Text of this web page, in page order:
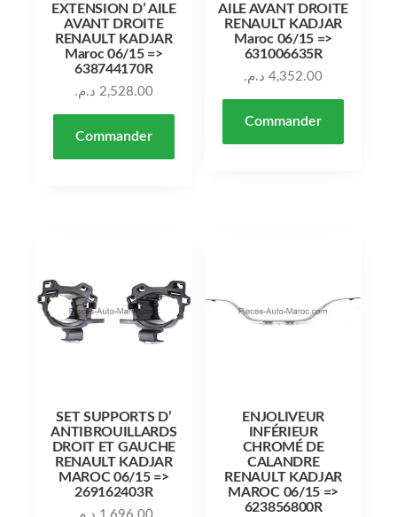
EXTENSION D’ AILE
AVANT DROITE
RENAULT KADJAR
Maroc 06/15 =>
638744170R
2,528.00 د.م.
Commander
AILE AVANT DROITE
RENAULT KADJAR
Maroc 06/15 =>
631006635R
4,352.00 د.م.
Commander
SET SUPPORTS D’
ANTIBROUILLARDS
DROIT ET GAUCHE
RENAULT KADJAR
MAROC 06/15 =>
269162403R
ENJOLIVEUR
INFÉRIEUR
CHROMÉ DE
CALANDRE
RENAULT KADJAR
MAROC 06/15 =>
623856800R